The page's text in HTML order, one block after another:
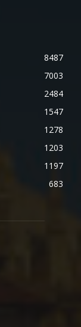
8487
7003
2484
1547
1278
1203
1197
683